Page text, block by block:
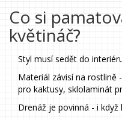
Co si
květináč?
Styl musí sedět do
Materiál závisí na rostlině
pro kaktusy, sklolaminát
Drenáž je povinná - i